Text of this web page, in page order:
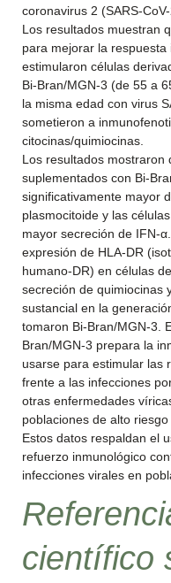
coronavirus 2 (SARS-CoV-
Los resultados muestran
para mejorar la
estimularon células
Bi-Bran/MGN-3 (de 55 a
la misma edad con virus
sometieron a
citocinas/quimiocinas.
Los resultados mostraron
suplementados con Bi-
significativamente mayor
plasmocitoide y las
mayor secreción de IFN-
expresión de HLA-DR
humano-DR) en células
secreción de quimiocinas
sustancial en la
tomaron Bi-Bran/MGN-3.
Bran/MGN-3 prepara la
usarse para estimular las
frente a las infecciones
otras enfermedades
poblaciones de alto
Estos datos respaldan el
refuerzo inmunológico
infecciones virales en
científico